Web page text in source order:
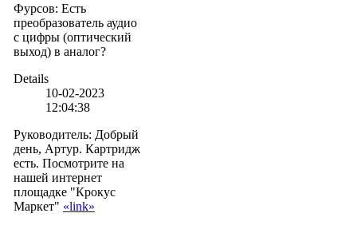
Фурсов: Есть
преобразователь аудио
с цифры (оптический
выход) в аналог?
Details
10-02-2023
12:04:38
Руководитель: Добрый
день, Артур. Картридж
есть. Посмотрите на
нашей интернет
площадке "Крокус
Маркет" «link»